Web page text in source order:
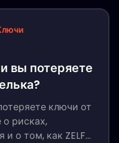
вы потеряете
ключи от
о рисках,
и о том, как ZELF